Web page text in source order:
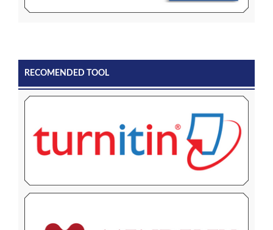
RECOMENDED TOOL